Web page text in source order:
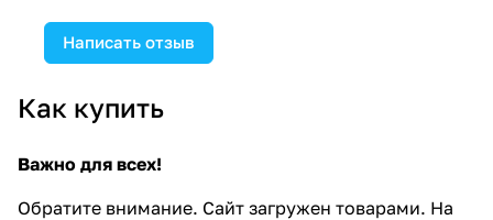
Написать отзыв
Как купить
Важно для всех!
Обратите внимание. Сайт загружен товарами. На